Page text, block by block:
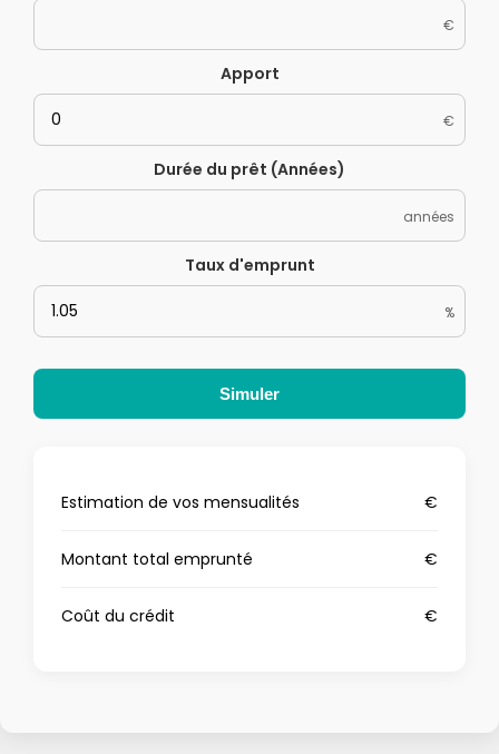
€
Apport
€
Durée du prêt (Années)
années
Taux d'emprunt
%
Simuler
Estimation de vos mensualités €
Montant total emprunté €
Coût du crédit €